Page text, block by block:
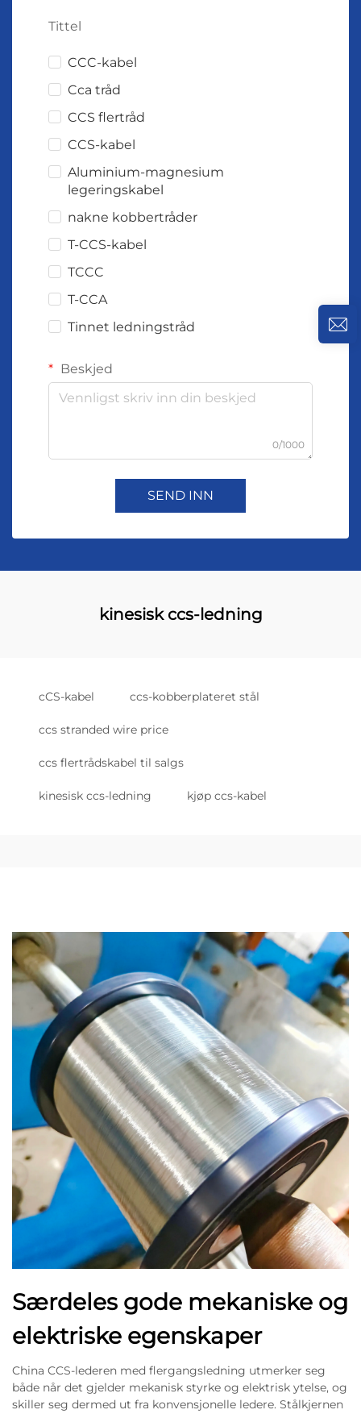
Tittel
CCC-kabel
Cca tråd
CCS flertråd
CCS-kabel
Aluminium-magnesium
legeringskabel
nakne kobbertråder
T-CCS-kabel
TCCC
T-CCA
Tinnet ledningstråd
Beskjed
0/1000
SEND INN
kinesisk ccs-ledning
cCS-kabel ccs-kobberplateret stål
ccs stranded wire price
ccs flertrådskabel til salgs
kinesisk ccs-ledning kjøp ccs-kabel
Særdeles gode mekaniske og
elektriske egenskaper
China CCS-lederen med flergangsledning utmerker seg
både når det gjelder mekanisk styrke og elektrisk ytelse, og
skiller seg dermed ut fra konvensjonelle ledere. Stålkjernen